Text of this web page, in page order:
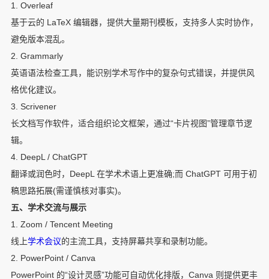
1. Overleaf
基于云的 LaTeX 编辑器，提供大量期刊模板，支持多人实时协作，
避免版本混乱。
2. Grammarly
英语语法检查工具，能识别学术写作中的复杂句式错误，并提供风
格优化建议。
3. Scrivener
长文档写作软件，适合组织论文框架，通过“卡片视图”管理章节逻
辑。
4. DeepL / ChatGPT
翻译或润色时，DeepL 在学术术语上更准确;而 ChatGPT 可用于初
稿思路拓展(需谨慎核对事实)。
五、学术交流与展示
1. Zoom / Tencent Meeting
线上学术会议的主流工具，支持屏幕共享和录制功能。
2. PowerPoint / Canva
PowerPoint 的“设计灵感”功能可自动优化排版，Canva 则提供更丰